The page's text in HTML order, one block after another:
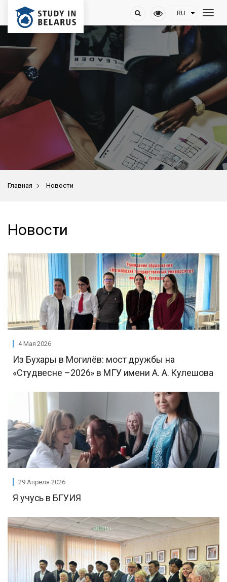
Главная > Новости
Новости
4 Мая 2026
Из Бухары в Могилёв: мост дружбы на
«Студвесне –2026» в МГУ имени А. А. Кулешова
29 Апреля 2026
Я учусь в БГУИЯ